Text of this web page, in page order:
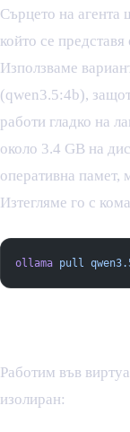
Сърцето на агента
който се
Използваме
(qwen3.5:4b),
работи гладко на
около 3.4 GB на
оперативна памет,
Изтегляме го с
ollama pull
Работим във
изолиран: